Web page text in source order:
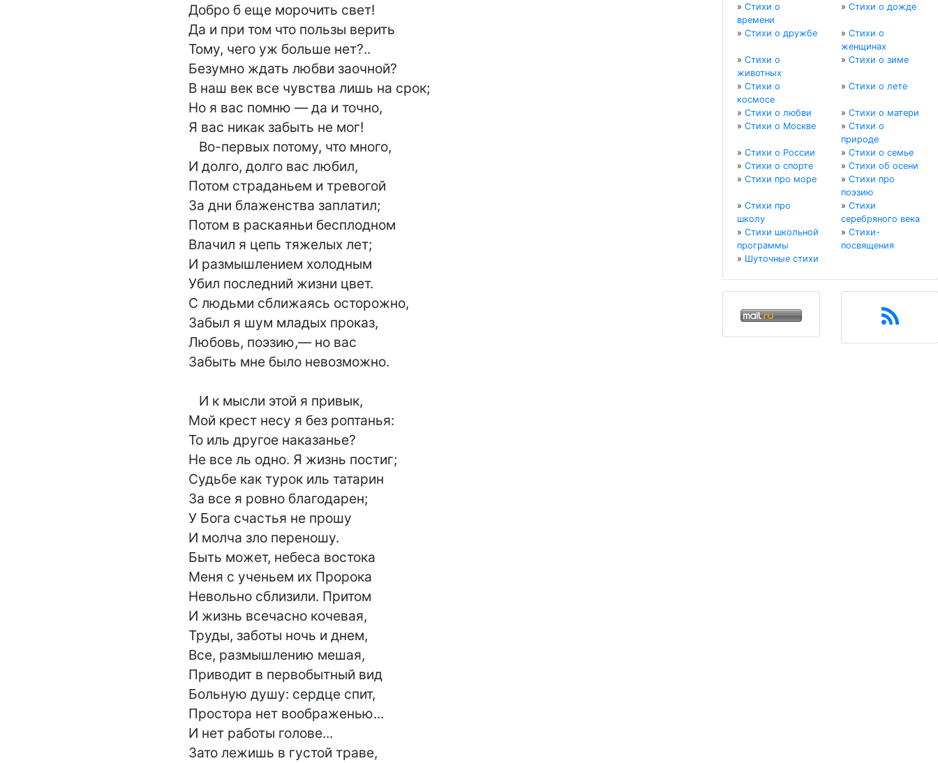
Добро б еще морочить свет!
Да и при том что пользы верить
Тому, чего уж больше нет?..
Безумно ждать любви заочной?
В наш век все чувства лишь на срок;
Но я вас помню — да и точно,
Я вас никак забыть не мог!
И долго, долго вас любил,
Потом страданьем и тревогой
За дни блаженства заплатил;
Потом в раскаяньи бесплодном
Влачил я цепь тяжелых лет;
И размышлением холодным
Убил последний жизни цвет.
С людьми сближаясь осторожно,
Забыл я шум младых проказ,
Любовь, поэзию,— но вас
Забыть мне было невозможно.
Мой крест несу я без роптанья:
То иль другое наказанье?
Не все ль одно. Я жизнь постиг;
Судьбе как турок иль татарин
За все я ровно благодарен;
У Бога счастья не прошу
И молча зло переношу.
Быть может, небеса востока
Меня с ученьем их Пророка
Невольно сблизили. Притом
И жизнь всечасно кочевая,
Труды, заботы ночь и днем,
Все, размышлению мешая,
Приводит в первобытный вид
Больную душу: сердце спит,
Простора нет воображенью...
И нет работы голове...
Зато лежишь в густой траве,
» Стихи о
времени
» Стихи о дожде
» Стихи о дружбе » Стихи о
женщинах
» Стихи о
животных
» Стихи о зиме
» Стихи о
космосе
» Стихи о лете
» Стихи о любви » Стихи о матери
» Стихи о Москве » Стихи о
природе
» Стихи о России » Стихи о семье
» Стихи о спорте » Стихи об осени
» Стихи про море » Стихи про
поэзию
» Стихи про
школу
» Стихи
серебряного века
» Стихи школьной
программы
» Стихи-
посвящения
» Шуточные стихи